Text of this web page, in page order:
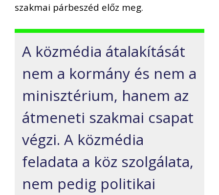
szakmai párbeszéd előz meg.
A közmédia átalakítását
nem a kormány és nem a
minisztérium, hanem az
átmeneti szakmai csapat
végzi. A közmédia
feladata a köz szolgálata,
nem pedig politikai